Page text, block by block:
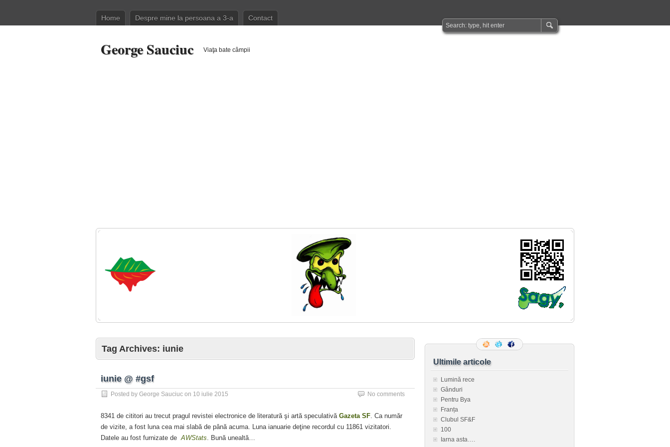
Home Despre mine la persoana a 3-a Contact
George Sauciuc Viaţa bate câmpii
Tag Archives: iunie
iunie @ #gsf
Posted by George Sauciuc on 10 iulie 2015 No comments
8341 de cititori au trecut pragul revistei electronice de literatură şi artă speculativă Gazeta SF. Ca număr
de vizite, a fost luna cea mai slabă de până acuma. Luna ianuarie deţine recordul cu 11861 vizitatori.
Datele au fost furnizate deAWStats. Bună unealtă…
Ultimile articole
Lumină rece
Gânduri
Pentru Bya
Franța
Clubul SF&F
100
Iarna asta….